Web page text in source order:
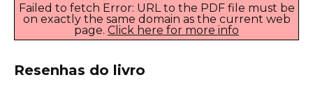
Failed to fetch Error: URL to the PDF file must be
on exactly the same domain as the current web
page. Click here for more info
Resenhas do livro